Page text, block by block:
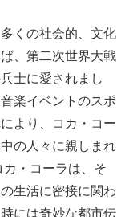
くの社会的、文化
、第二次世界大戦
士に愛されまし
楽イベントのスポ
より、コカ・コー
の人々に親しまれ
・コーラは、そ
生活に密接に関わ
には奇妙な都市伝